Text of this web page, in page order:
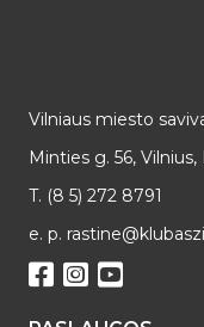
Vilniaus miesto
Minties g. 56, Vilnius,
T. (8 5) 272 8791
e. p.